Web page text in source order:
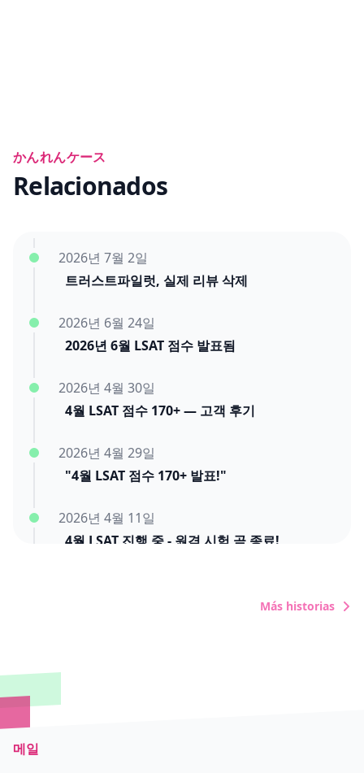
かんれんケース
Relacionados
트러스트파일럿, 실제 리뷰 삭제
2026년 7월 2일
2026년 6월 LSAT 점수 발표됨
2026년 6월 24일
4월 LSAT 점수 170+ — 고객 후기
2026년 4월 30일
"4월 LSAT 점수 170+ 발표!"
2026년 4월 29일
4월 LSAT 진행 중 - 원격 시험 곧 종료!
2026년 4월 11일
Más historias
메일